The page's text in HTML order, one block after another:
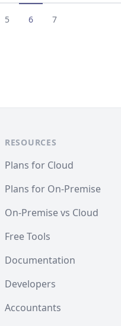
5 6 7
RESOURCES
Plans for Cloud
Plans for On-Premise
On-Premise vs Cloud
Free Tools
Documentation
Developers
Accountants